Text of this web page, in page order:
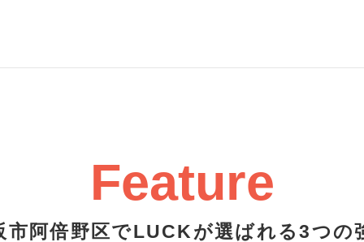
Feature
市阿倍野区でLUCKが選ばれる3つの